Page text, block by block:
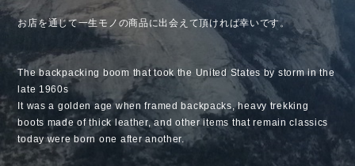
お店を通じて一生モノの商品に出会えて頂ければ幸いです。
The backpacking boom that took the United States by storm in the
late 1960s
It was a golden age when framed backpacks, heavy trekking
boots made of thick leather, and other items that remain classics
today were born one after another.